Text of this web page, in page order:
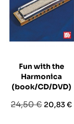
Fun with the
Harmonica
(book/CD/DVD)
Prezzo
24,50 € Prezzo
20,83 €